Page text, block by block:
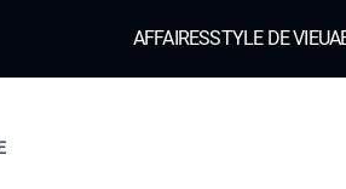
AFFAIRESSTYLE DE VIE